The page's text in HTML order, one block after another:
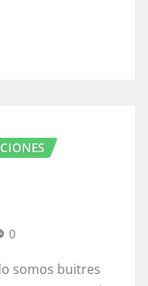
0
somos buitres